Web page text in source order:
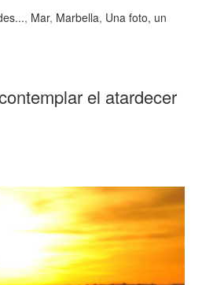
, Mar, Marbella, Una foto, un
el atardecer